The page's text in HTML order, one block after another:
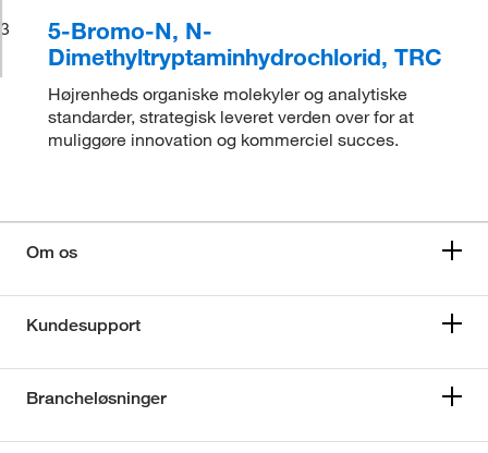
3
5-Bromo-N, N-
Dimethyltryptaminhydrochlorid, TRC
Højrenheds organiske molekyler og analytiske
standarder, strategisk leveret verden over for at
muliggøre innovation og kommerciel succes.
Om os
Kundesupport
Brancheløsninger